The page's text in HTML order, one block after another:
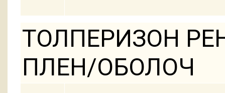
ТОЛПЕРИЗОН
ПЛЕН/ОБОЛОЧ